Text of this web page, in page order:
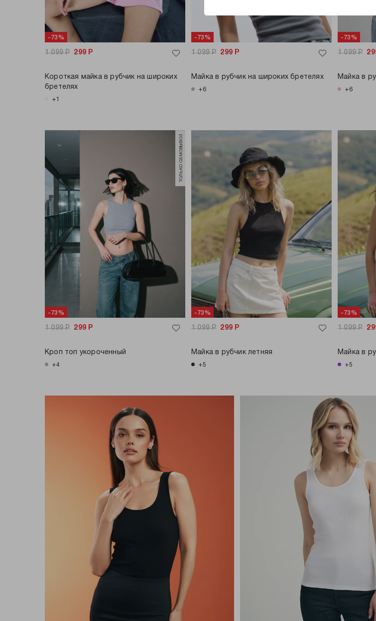
-73%
1 099Р 299 Р
Короткая майка в рубчик на широких
бретелях
+1
-73%
1 099Р 299 Р
Майка в рубчик на широких бретелях
+6
-73%
1 099Р
Майка в
+6
-73%
только самовывоз
1 099Р 299 Р
Кроп топ укороченный
+4
-73%
1 099Р 299 Р
Майка в рубчик летняя
+5
-73%
1 099Р
Майка в
+5